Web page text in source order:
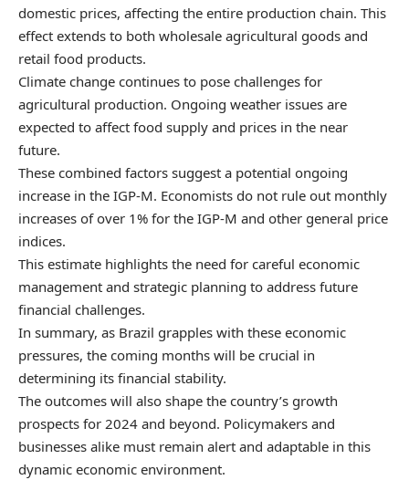
domestic prices, affecting the entire production chain. This
effect extends to both wholesale agricultural goods and
retail food products.
Climate change continues to pose challenges for
agricultural production. Ongoing weather issues are
expected to affect food supply and prices in the near
future.
These combined factors suggest a potential ongoing
increase in the IGP-M. Economists do not rule out monthly
increases of over 1% for the IGP-M and other general price
indices.
This estimate highlights the need for careful economic
management and strategic planning to address future
financial challenges.
In summary, as Brazil grapples with these economic
pressures, the coming months will be crucial in
determining its financial stability.
The outcomes will also shape the country’s growth
prospects for 2024 and beyond. Policymakers and
businesses alike must remain alert and adaptable in this
dynamic economic environment.